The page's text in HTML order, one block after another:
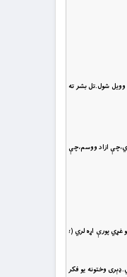
وويل شول.تل بشر ته
ازاد ووسم،چې
غړي پورې اړه لري (؛
وختونه يو فکر